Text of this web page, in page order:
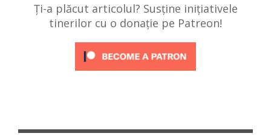
Ți-a plăcut articolul? Susține inițiativele
tinerilor cu o donație pe Patreon!